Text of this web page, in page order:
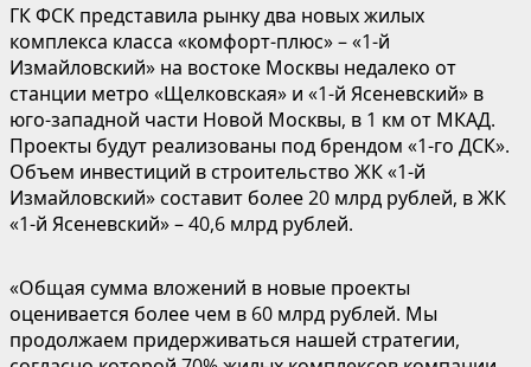
ГК ФСК представила рынку два новых жилых
комплекса класса «комфорт-плюс» – «1-й
Измайловский» на востоке Москвы недалеко от
станции метро «Щелковская» и «1-й Ясеневский» в
юго-западной части Новой Москвы, в 1 км от МКАД.
Проекты будут реализованы под брендом «1-го ДСК».
Объем инвестиций в строительство ЖК «1-й
Измайловский» составит более 20 млрд рублей, в ЖК
«1-й Ясеневский» – 40,6 млрд рублей.
«Общая сумма вложений в новые проекты
оценивается более чем в 60 млрд рублей. Мы
продолжаем придерживаться нашей стратегии,